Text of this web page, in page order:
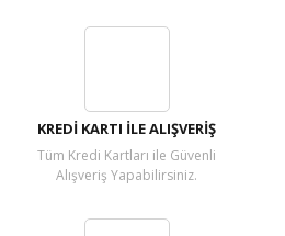
KREDİ KARTI İLE ALIŞVERİŞ
Tüm Kredi Kartları ile Güvenli
Alışveriş Yapabilirsiniz.